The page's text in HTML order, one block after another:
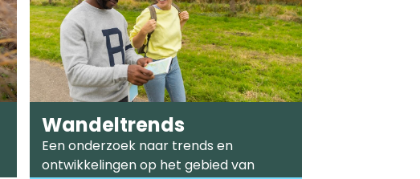
Wandeltrends
Een onderzoek naar trends en
ontwikkelingen op het gebied van